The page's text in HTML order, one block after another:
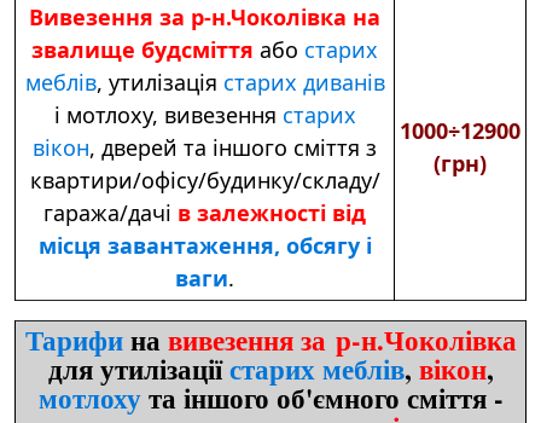
Вивезення за р-н.Чоколівка на
звалище будсміття або старих
меблів, утилізація старих диванів
і мотлоху, вивезення старих
вікон, дверей та іншого сміття з
квартири/офісу/будинку/складу/
гаража/дачі в залежності від
місця завантаження, обсягу і
ваги.
1000÷12900
(грн)
Тарифинавивезення за р-н.Чоколівка
для утилізаціїстарих меблів, вікон,
мотлохута іншого об'ємного сміття -